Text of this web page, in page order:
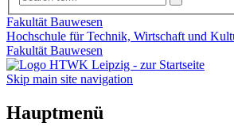
Fakultät Bauwesen
Hochschule für Technik, Wirtschaft und
Fakultät Bauwesen
Skip main site navigation
Hauptmenü